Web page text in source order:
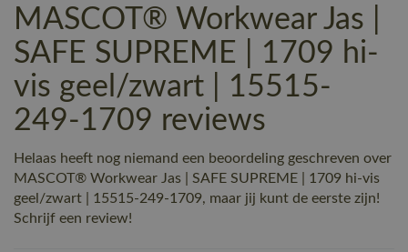
MASCOT® Workwear Jas |
SAFE SUPREME | 1709 hi-
vis geel/zwart | 15515-
249-1709 reviews
Helaas heeft nog niemand een beoordeling geschreven over
MASCOT® Workwear Jas | SAFE SUPREME | 1709 hi-vis
geel/zwart | 15515-249-1709, maar jij kunt de eerste zijn!
Schrijf een review!